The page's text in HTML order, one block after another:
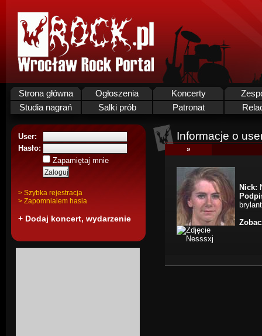
Strona główna Ogłoszenia Koncerty
Studia nagrań
Salki prób Patronat
User:
Hasło:
Zapamiętaj mnie
> Szybka rejestracja
> Zapomnialem hasla
+ Dodaj koncert, wydarzenie
Informacje o
»
Nick: